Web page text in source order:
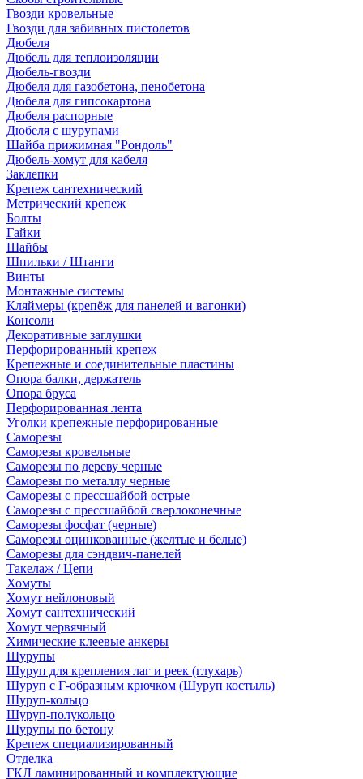
Гвозди кровельные
Гвозди для забивных пистолетов
Дюбеля
Дюбель для теплоизоляции
Дюбель-гвозди
Дюбеля для газобетона, пенобетона
Дюбеля для гипсокартона
Дюбеля распорные
Дюбеля с шурупами
Шайба прижимная "Рондоль"
Дюбель-хомут для кабеля
Заклепки
Крепеж сантехнический
Метрический крепеж
Болты
Гайки
Шайбы
Шпильки / Штанги
Винты
Монтажные системы
Кляймеры (крепёж для панелей и вагонки)
Консоли
Декоративные заглушки
Перфорированный крепеж
Крепежные и соединительные пластины
Опора балки, держатель
Опора бруса
Перфорированная лента
Уголки крепежные перфорированные
Саморезы
Саморезы кровельные
Саморезы по дереву черные
Саморезы по металлу черные
Саморезы с прессшайбой острые
Саморезы с прессшайбой сверлоконечные
Саморезы фосфат (черные)
Саморезы оцинкованные (желтые и белые)
Саморезы для сэндвич-панелей
Такелаж / Цепи
Хомуты
Хомут нейлоновый
Хомут сантехнический
Хомут червячный
Химические клеевые анкеры
Шурупы
Шуруп для крепления лаг и реек (глухарь)
Шуруп с Г-образным крючком (Шуруп костыль)
Шуруп-кольцо
Шуруп-полукольцо
Шурупы по бетону
Крепеж специализированный
Отделка
ГКЛ ламинированный и комплектующие